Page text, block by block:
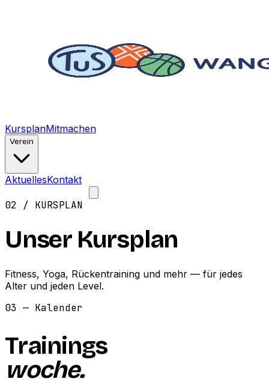
KursplanMitmachen
Verein
AktuellesKontakt
02 / KURSPLAN
Unser Kursplan
Fitness, Yoga, Rückentraining und mehr — für jedes
Alter und jeden Level.
03 — Kalender
Trainings
woche.